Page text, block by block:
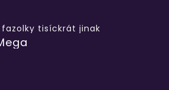
tisíckrát jinak